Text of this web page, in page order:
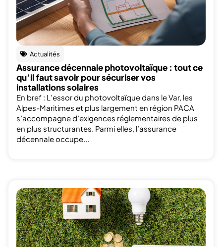
Actualités
Assurance décennale photovoltaïque : tout ce
qu’il faut savoir pour sécuriser vos
installations solaires
En bref : L’essor du photovoltaïque dans le Var, les
Alpes-Maritimes et plus largement en région PACA
s’accompagne d’exigences réglementaires de plus
en plus structurantes. Parmi elles, l’assurance
décennale occupe...